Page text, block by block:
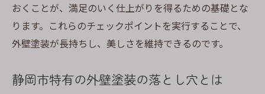
おくことが、満足のいく仕上がりを得るための基礎とな
ります。これらのチェックポイントを実行することで、
外壁塗装が長持ちし、美しさを維持できるのです。
静岡市特有の外壁塗装の落とし穴とは